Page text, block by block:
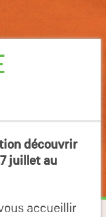
découvrir
juillet au
accueillir